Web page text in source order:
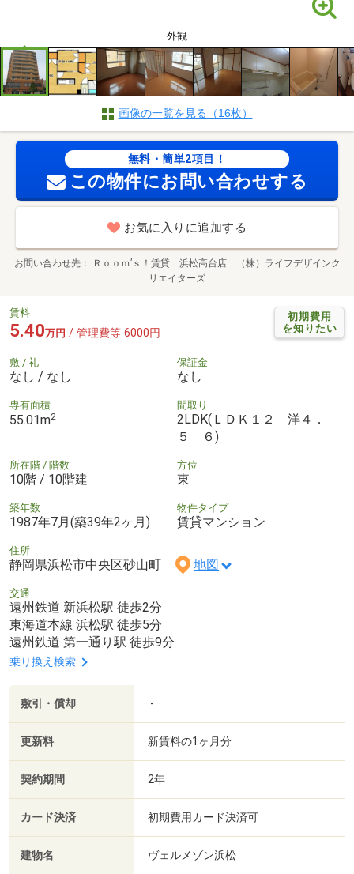
外観
画像の一覧を見る（16枚）
無料・簡単2項目！
この物件にお問い合わせする
お気に入りに追加する
お問い合わせ先
Ｒｏｏｍ’ｓ！賃貸 浜松高台店 （株）ライフデザインク
リエイターズ
初期費用
を知りたい
賃料
5.40万円 / 管理費等 6000円
敷 / 礼
なし / なし
保証金
なし
専有面積
55.01m2
間取り
2LDK(ＬＤＫ１２ 洋４．
５ ６)
所在階 / 階数
10階 / 10階建
方位
東
築年数
1987年7月(築39年2ヶ月)
物件タイプ
賃貸マンション
住所
静岡県浜松市中央区砂山町 地図
交通
遠州鉄道 新浜松駅 徒歩2分
東海道本線 浜松駅 徒歩5分
遠州鉄道 第一通り駅 徒歩9分
乗り換え検索
敷引・償却 -
更新料 新賃料の1ヶ月分
契約期間 2年
カード決済 初期費用カード決済可
建物名 ヴェルメゾン浜松